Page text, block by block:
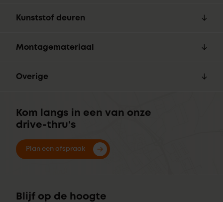
Kunststof deuren
Montagemateriaal
Overige
Kom langs in een van onze
drive-thru's
Plan een afspraak
Blijf op de hoogte